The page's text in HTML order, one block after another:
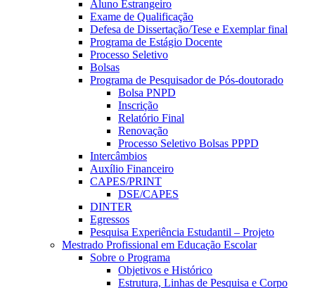
Aluno Estrangeiro
Exame de Qualificação
Defesa de Dissertação/Tese e Exemplar final
Programa de Estágio Docente
Processo Seletivo
Bolsas
Programa de Pesquisador de Pós-doutorado
Bolsa PNPD
Inscrição
Relatório Final
Renovação
Processo Seletivo Bolsas PPPD
Intercâmbios
Auxílio Financeiro
CAPES/PRINT
DSE/CAPES
DINTER
Egressos
Pesquisa Experiência Estudantil – Projeto
Mestrado Profissional em Educação Escolar
Sobre o Programa
Objetivos e Histórico
Estrutura, Linhas de Pesquisa e Corpo